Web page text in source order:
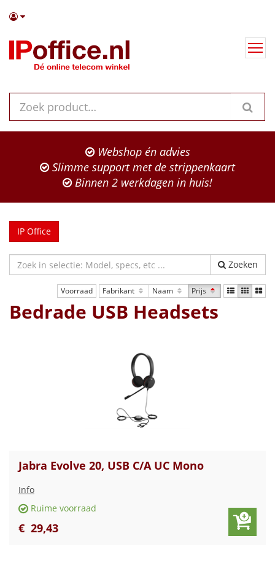
Webshop én advies
Slimme support met de strippenkaart
Binnen 2 werkdagen in huis!
IP Office
Zoeken
Voorraad Fabrikant Naam Prijs
Bedrade USB Headsets
Jabra Evolve 20, USB C/A UC Mono
Info
Ruime voorraad
€ 29,43